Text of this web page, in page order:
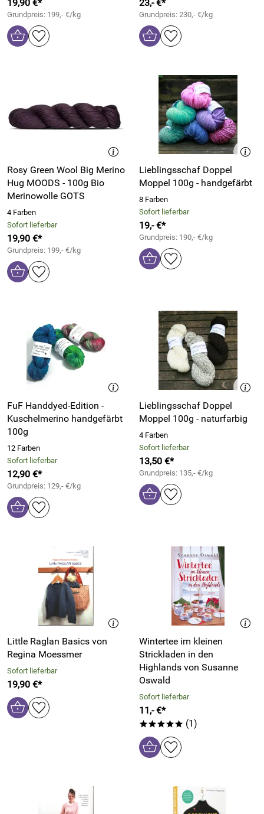
19,90 €*
Grundpreis: 199,- €/kg
23,- €*
Grundpreis: 230,- €/kg
Rosy Green Wool Big Merino
Hug MOODS - 100g Bio
Merinowolle GOTS
4 Farben
Sofort lieferbar
19,90 €*
Grundpreis: 199,- €/kg
Lieblingsschaf Doppel
Moppel 100g - handgefärbt
8 Farben
Sofort lieferbar
19,- €*
Grundpreis: 190,- €/kg
FuF Handdyed-Edition -
Kuschelmerino handgefärbt
100g
12 Farben
Sofort lieferbar
12,90 €*
Grundpreis: 129,- €/kg
Lieblingsschaf Doppel
Moppel 100g - naturfarbig
4 Farben
Sofort lieferbar
13,50 €*
Grundpreis: 135,- €/kg
Little Raglan Basics von
Regina Moessmer
Sofort lieferbar
19,90 €*
Wintertee im kleinen
Strickladen in den
Highlands von Susanne
Oswald
Sofort lieferbar
11,- €*
***** (1)